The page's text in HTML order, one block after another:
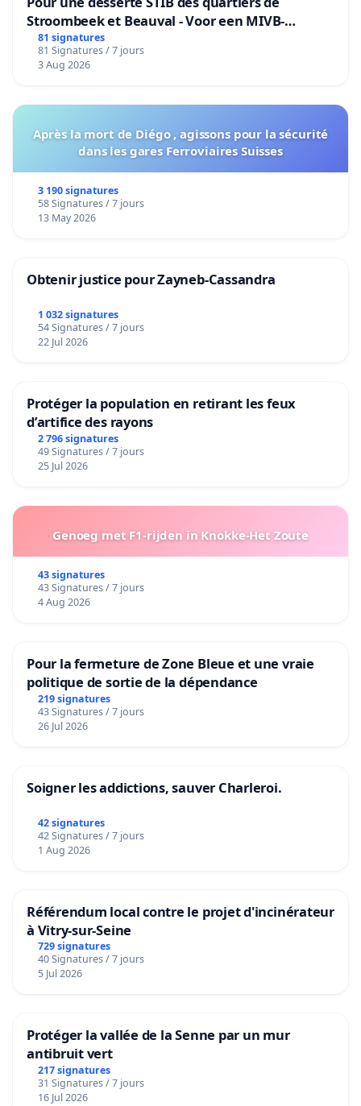
Stroombeek et Beauval - Voor een MIVB-
bediening van de wijken Strombeek en Het
Voor
81 signatures
81 Signatures / 7 jours
3 Aug 2026
Après la mort de Diégo , agissons pour la sécurité
dans les gares Ferroviaires Suisses
3 190 signatures
58 Signatures / 7 jours
13 May 2026
Obtenir justice pour Zayneb-Cassandra
1 032 signatures
54 Signatures / 7 jours
22 Jul 2026
Protéger la population en retirant les feux
d’artifice des rayons
2 796 signatures
49 Signatures / 7 jours
25 Jul 2026
Genoeg met F1-rijden in Knokke-Het Zoute
43 signatures
43 Signatures / 7 jours
4 Aug 2026
Pour la fermeture de Zone Bleue et une vraie
politique de sortie de la dépendance
219 signatures
43 Signatures / 7 jours
26 Jul 2026
Soigner les addictions, sauver Charleroi.
42 signatures
42 Signatures / 7 jours
1 Aug 2026
Référendum local contre le projet d'incinérateur
à Vitry-sur-Seine
729 signatures
40 Signatures / 7 jours
5 Jul 2026
Protéger la vallée de la Senne par un mur
antibruit vert
217 signatures
31 Signatures / 7 jours
16 Jul 2026